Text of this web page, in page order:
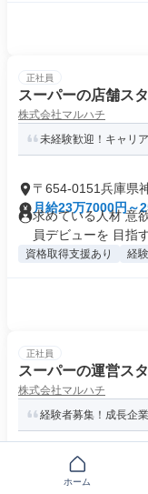
正社員
スーパーの店舗ス
株式会社マルハチ
未経験歓迎！キャリ
〒654-0151兵庫県
月給23万7000円～
求めている人材 意
員デビューを 目指
資格取得支援あり 経
正社員
スーパーの運営ス
株式会社マルハチ
経験者募集！成長企
〒654-0151兵庫県
月給25万5000円～
ホーム